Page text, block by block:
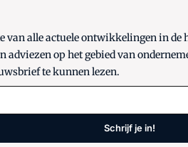
van alle actuele ontwikkelingen in
op het gebied van
te kunnen lezen.
Schrijf je in!